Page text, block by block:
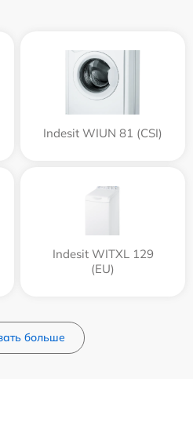
Indesit WIUN 81 (CSI)
Indesit WITXL 129
(EU)
больше